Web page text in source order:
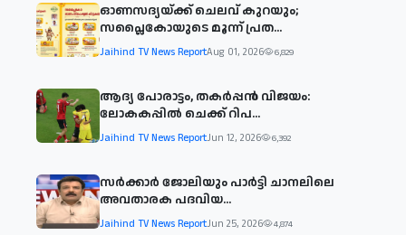
ഓണസദ്യയ്ക്ക് ചെലവ് കുറയും;
സപ്ലൈകോയുടെ മൂന്ന് പ്രത...
Jaihind TV News ReportAug 01, 2026 6,829
ആദ്യ പോരാട്ടം, തകർപ്പൻ വിജയം:
ലോകകപ്പിൽ ചെക്ക് റിപ...
Jaihind TV News ReportJun 12, 2026 6,392
സര്‍ക്കാര്‍ ജോലിയും പാര്‍ട്ടി ചാനലിലെ
അവതാരക പദവിയ...
Jaihind TV News ReportJun 25, 2026 4,874